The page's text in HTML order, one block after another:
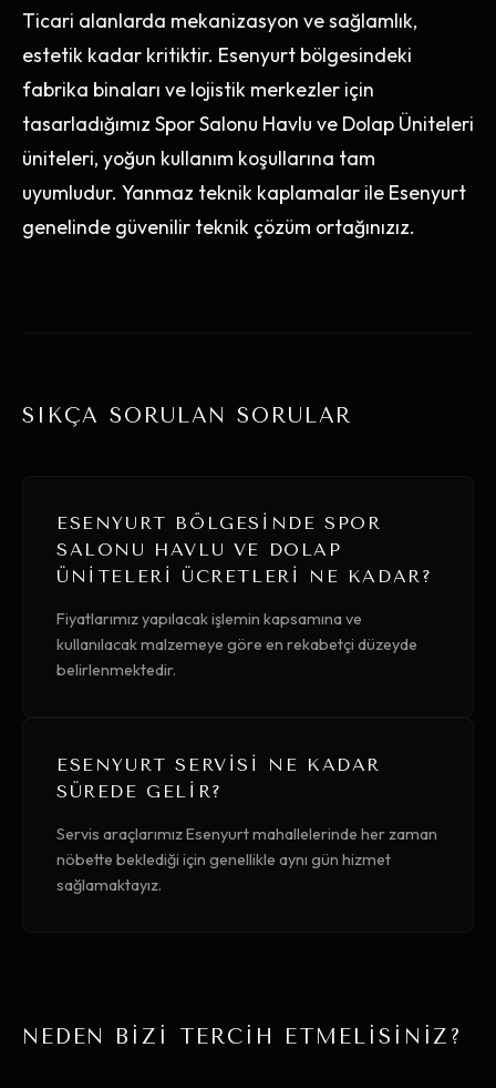
Ticari alanlarda mekanizasyon ve sağlamlık,
estetik kadar kritiktir. Esenyurt bölgesindeki
fabrika binaları ve lojistik merkezler için
tasarladığımız Spor Salonu Havlu ve Dolap Üniteleri
üniteleri, yoğun kullanım koşullarına tam
uyumludur. Yanmaz teknik kaplamalar ile Esenyurt
genelinde güvenilir teknik çözüm ortağınızız.
SIKÇA SORULAN SORULAR
ESENYURT BÖLGESINDE SPOR
SALONU HAVLU VE DOLAP
ÜNITELERI ÜCRETLERI NE KADAR?
Fiyatlarımız yapılacak işlemin kapsamına ve
kullanılacak malzemeye göre en rekabetçi düzeyde
belirlenmektedir.
ESENYURT SERVISI NE KADAR
SÜREDE GELIR?
Servis araçlarımız Esenyurt mahallelerinde her zaman
nöbette beklediği için genellikle aynı gün hizmet
sağlamaktayız.
NEDEN BİZİ TERCİH ETMELİSİNİZ?